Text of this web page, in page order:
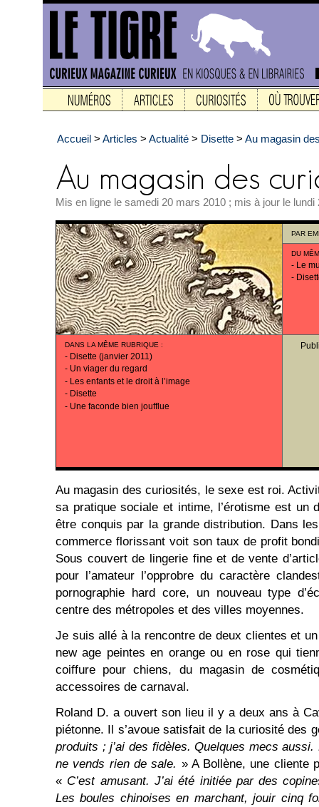
Accueil > Articles > Actualité > Disette > Au magasin
Mis en ligne le samedi 20 mars 2010 ; mis à jour le lundi
PAR
DU
- Le
-
DANS LA MÊME RUBRIQUE :
- Disette (janvier 2011)
- Un viager du regard
- Les enfants et le droit à l’image
- Disette
- Une faconde bien joufflue
Au magasin des curiosités, le sexe est roi.
sa pratique sociale et intime, l’érotisme est un
être conquis par la grande distribution. Dans
commerce florissant voit son taux de profit
Sous couvert de lingerie fine et de vente
pour l’amateur l’opprobre du caractère
pornographie hard core, un nouveau type
centre des métropoles et des villes moyennes.
Je suis allé à la rencontre de deux clientes et
new age peintes en orange ou en rose qui
coiffure pour chiens, du magasin de
accessoires de carnaval.
Roland D. a ouvert son lieu il y a deux ans à
piétonne. Il s’avoue satisfait de la curiosité des
produits ; j’ai des fidèles. Quelques mecs
ne vends rien de sale. » A Bollène, une cliente
« C’est amusant. J’ai été initiée par des
Les boules chinoises en marchant, jouir cinq